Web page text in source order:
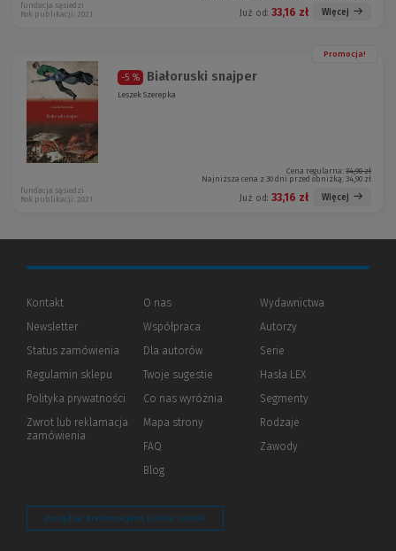
Już od: 33,16 zł Więcej
fundacja sąsiedzi
Rok publikacji: 2021
Promocja!
-5 % Białoruski snajper
Leszek Szerepka
Cena regularna: 34,90 zł
Najniższa cena z 30 dni przed obniżką: 34,90 zł
Już od: 33,16 zł Więcej
fundacja sąsiedzi
Rok publikacji: 2021
Kontakt
Newsletter
Status zamówienia
Regulamin sklepu
Polityka prywatności (Nowe
(Link
innej
Zwrot lub reklamacja
zamówienia
O nas
Współpraca
Dla autorów(Nowe
(Link
innej
strony)
Twoje sugestie
Co nas wyróżnia
Mapa strony
FAQ
Blog
Wydawnictwa
Autorzy
Serie
Hasła LEX
Segmenty
Rodzaje
Zawody
Zarządzaj preferencjami plików cookie